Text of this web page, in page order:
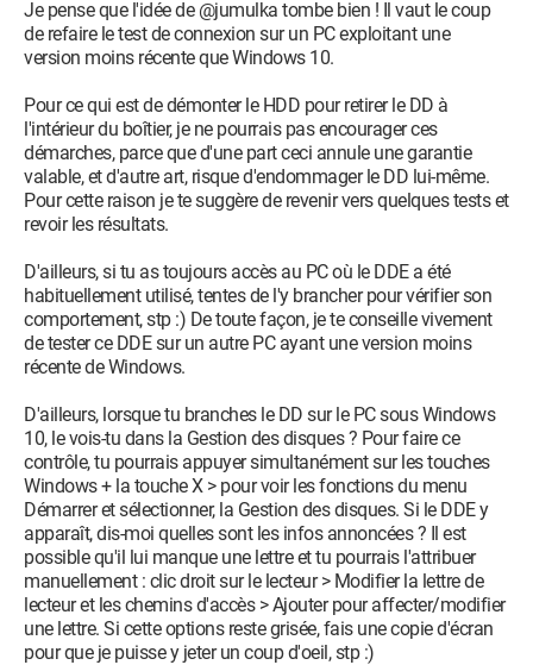
Je pense que l'idée de @jumulka tombe bien ! Il vaut le coup
de refaire le test de connexion sur un PC exploitant une
version moins récente que Windows 10.
Pour ce qui est de démonter le HDD pour retirer le DD à
l'intérieur du boîtier, je ne pourrais pas encourager ces
démarches, parce que d'une part ceci annule une garantie
valable, et d'autre art, risque d'endommager le DD lui-même.
Pour cette raison je te suggère de revenir vers quelques tests et
revoir les résultats.
D'ailleurs, si tu as toujours accès au PC où le DDE a été
habituellement utilisé, tentes de l'y brancher pour vérifier son
comportement, stp :) De toute façon, je te conseille vivement
de tester ce DDE sur un autre PC ayant une version moins
récente de Windows.
D'ailleurs, lorsque tu branches le DD sur le PC sous Windows
10, le vois-tu dans la Gestion des disques ? Pour faire ce
contrôle, tu pourrais appuyer simultanément sur les touches
Windows + la touche X > pour voir les fonctions du menu
Démarrer et sélectionner, la Gestion des disques. Si le DDE y
apparaît, dis-moi quelles sont les infos annoncées ? Il est
possible qu'il lui manque une lettre et tu pourrais l'attribuer
manuellement : clic droit sur le lecteur > Modifier la lettre de
lecteur et les chemins d'accès > Ajouter pour affecter/modifier
une lettre. Si cette options reste grisée, fais une copie d'écran
pour que je puisse y jeter un coup d'oeil, stp :)